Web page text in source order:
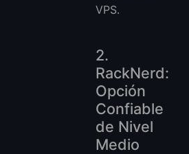
VPS.
2.
RackNerd:
Opción
Confiable
de Nivel
Medio